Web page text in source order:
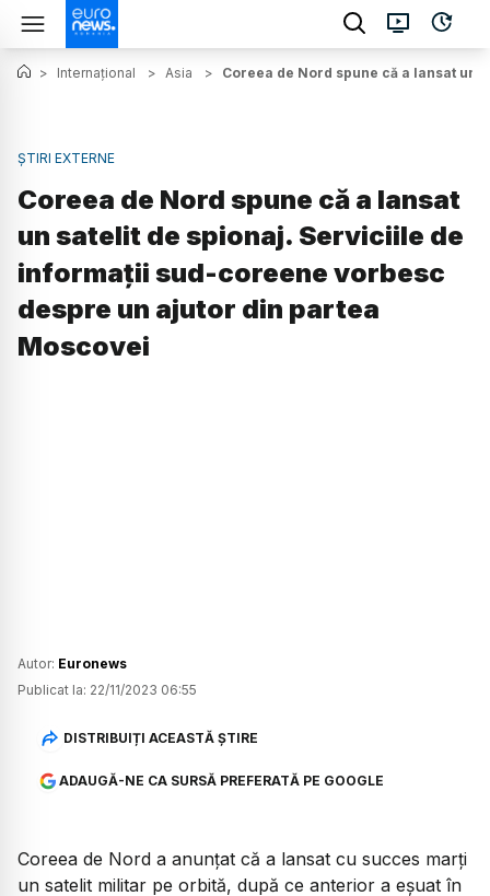
> Internațional > Asia > Coreea de Nord spune că a lansat
ȘTIRI EXTERNE
Coreea de Nord spune că a lansat
un satelit de spionaj. Serviciile de
informații sud-coreene vorbesc
despre un ajutor din partea
Moscovei
Autor: Euronews
Publicat la: 22/11/2023 06:55
DISTRIBUIȚI ACEASTĂ ȘTIRE
ADAUGĂ-NE CA SURSĂ PREFERATĂ PE GOOGLE
Coreea de Nord a anunțat că a lansat cu succes marți
un satelit militar pe orbită, după ce anterior a eșuat în